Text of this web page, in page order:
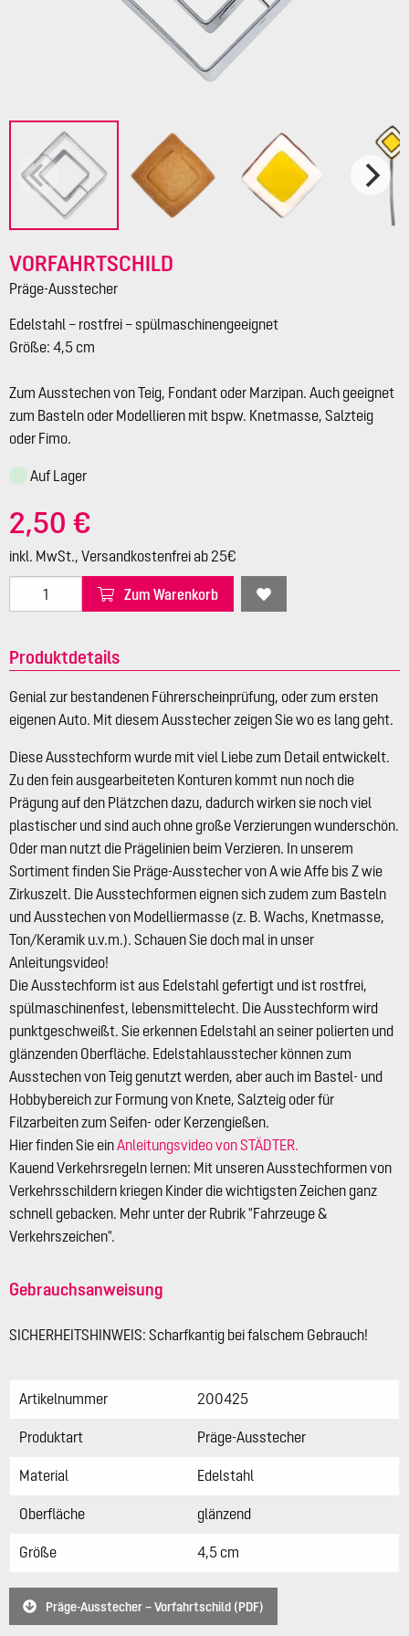
VORFAHRTSCHILD
Präge-Ausstecher
Edelstahl – rostfrei – spülmaschinengeeignet
Größe: 4,5 cm
Zum Ausstechen von Teig, Fondant oder Marzipan. Auch geeignet
zum Basteln oder Modellieren mit bspw. Knetmasse, Salzteig
oder Fimo.
Auf Lager
2,50 €
inkl. MwSt., Versandkostenfrei ab 25€
Zum Warenkorb
Produktdetails
Genial zur bestandenen Führerscheinprüfung, oder zum ersten
eigenen Auto. Mit diesem Ausstecher zeigen Sie wo es lang geht.
Diese Ausstechform wurde mit viel Liebe zum Detail entwickelt.
Zu den fein ausgearbeiteten Konturen kommt nun noch die
Prägung auf den Plätzchen dazu, dadurch wirken sie noch viel
plastischer und sind auch ohne große Verzierungen wunderschön.
Oder man nutzt die Prägelinien beim Verzieren. In unserem
Sortiment finden Sie Präge-Ausstecher von A wie Affe bis Z wie
Zirkuszelt. Die Ausstechformen eignen sich zudem zum Basteln
und Ausstechen von Modelliermasse (z. B. Wachs, Knetmasse,
Ton/Keramik u.v.m.). Schauen Sie doch mal in unser
Anleitungsvideo!
Die Ausstechform ist aus Edelstahl gefertigt und ist rostfrei,
spülmaschinenfest, lebensmittelecht. Die Ausstechform wird
punktgeschweißt. Sie erkennen Edelstahl an seiner polierten und
glänzenden Oberfläche. Edelstahlausstecher können zum
Ausstechen von Teig genutzt werden, aber auch im Bastel- und
Hobbybereich zur Formung von Knete, Salzteig oder für
Filzarbeiten zum Seifen- oder Kerzengießen.
Hier finden Sie einAnleitungsvideo von STÄDTER.
Kauend Verkehrsregeln lernen: Mit unseren Ausstechformen von
Verkehrsschildern kriegen Kinder die wichtigsten Zeichen ganz
schnell gebacken. Mehr unter der Rubrik "Fahrzeuge &
Verkehrszeichen".
Gebrauchsanweisung
SICHERHEITSHINWEIS: Scharfkantig bei falschem Gebrauch!
Artikelnummer 200425
Produktart Präge-Ausstecher
Material Edelstahl
Oberfläche glänzend
Größe 4,5 cm
Präge-Ausstecher – Vorfahrtschild (PDF)